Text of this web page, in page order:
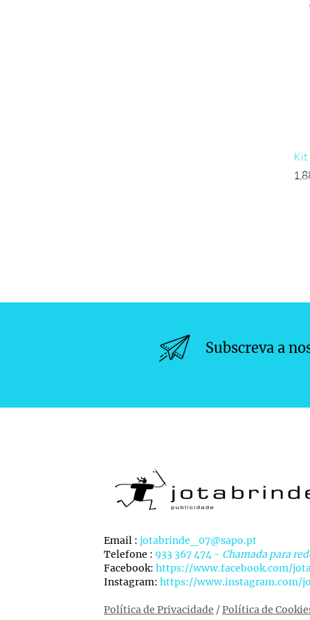
Kit
Subscreva a
Email : jotabrinde_07@sapo.pt
Telefone : 933 367 474 - Chamada para
Facebook: https://www.facebook.com/
Instagram: https://www.instagram.com/
Política de Privacidade /Política de